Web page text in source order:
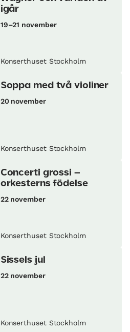
igår
19–21 november
Konserthuset Stockholm
Soppa med två violiner
20 november
Konserthuset Stockholm
Concerti grossi –
orkesterns födelse
22 november
Konserthuset Stockholm
Sissels jul
22 november
Konserthuset Stockholm